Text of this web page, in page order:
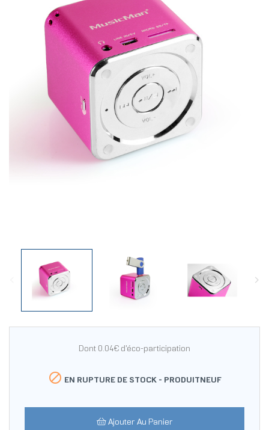
Dont 0.04€ d'éco-participation
 EN RUPTURE DE STOCK - PRODUITNEUF
Ajouter Au Panier